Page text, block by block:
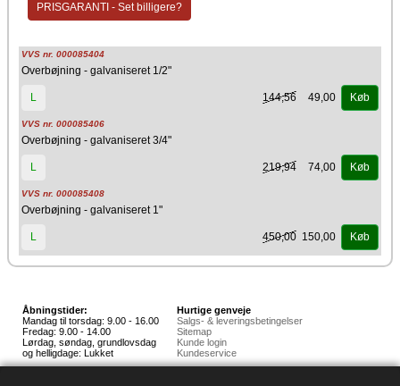
PRISGARANTI - Set billigere?
VVS nr. 000085404
Overbøjning - galvaniseret 1/2"
L 144,56 49,00 Køb
VVS nr. 000085406
Overbøjning - galvaniseret 3/4"
L 219,94 74,00 Køb
VVS nr. 000085408
Overbøjning - galvaniseret 1"
L 450,00 150,00 Køb
Åbningstider:
Mandag til torsdag: 9.00 - 16.00
Fredag: 9.00 - 14.00
Lørdag, søndag, grundlovsdag
og helligdage: Lukket
Hurtige genveje
Salgs- & leveringsbetingelser
Sitemap
Kunde login
Kundeservice